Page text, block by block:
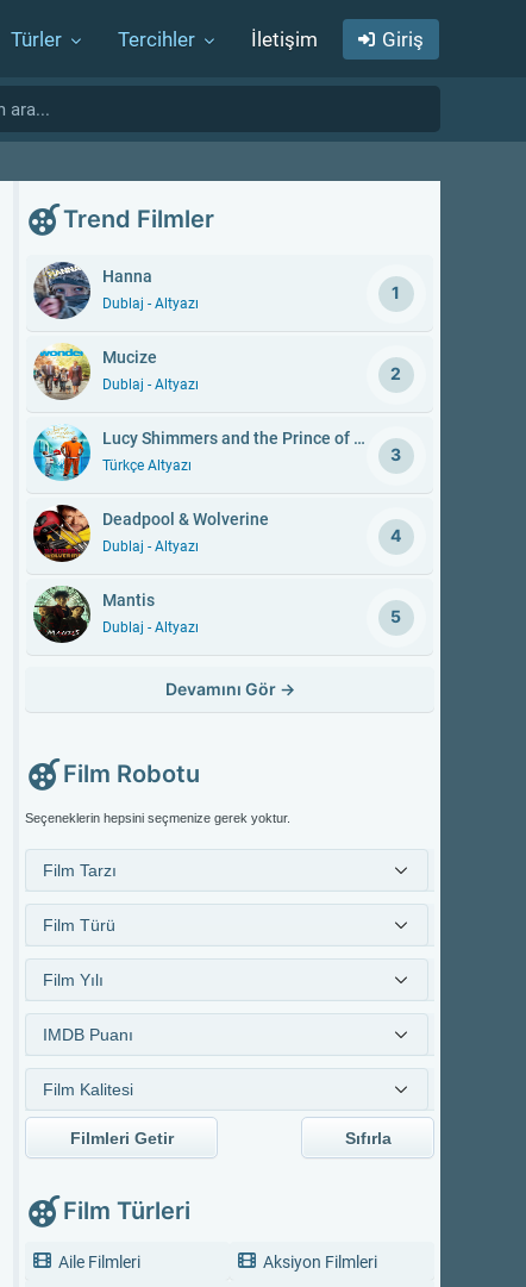
Türler Tercihler İletişim Giriş
Trend Filmler
Hanna
Dublaj - Altyazı
1
Mucize
Dublaj - Altyazı
2
Lucy Shimmers and the Prince of Peace
Türkçe Altyazı
3
Deadpool & Wolverine
Dublaj - Altyazı
4
Mantis
Dublaj - Altyazı
5
Devamını Gör →
Film Robotu
Seçeneklerin hepsini seçmenize gerek yoktur.
Filmleri Getir Sıfırla
Film Türleri
Aile Filmleri
Aksiyon Filmleri